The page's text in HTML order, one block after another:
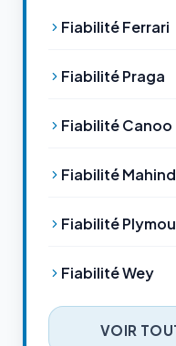
Fiabilité Ferrari
Fiabilité Praga
Fiabilité Canoo
Fiabilité
Fiabilité
Fiabilité Wey
VOIR